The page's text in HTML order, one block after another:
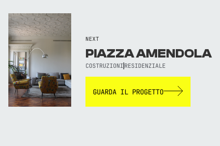
NEXT
PIAZZA AMENDOLA
COSTRUZIONI RESIDENZIALE
GUARDA IL PROGETTO